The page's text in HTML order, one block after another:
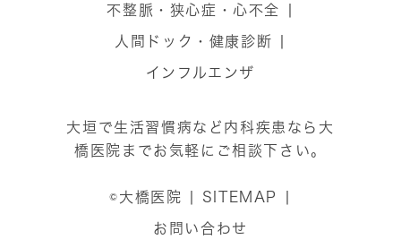
不整脈・狭心症・心不全
人間ドック・健康診断
インフルエンザ
大垣で生活習慣病など内科疾患なら大
橋医院までお気軽にご相談下さい。
©大橋医院 SITEMAP
お問い合わせ